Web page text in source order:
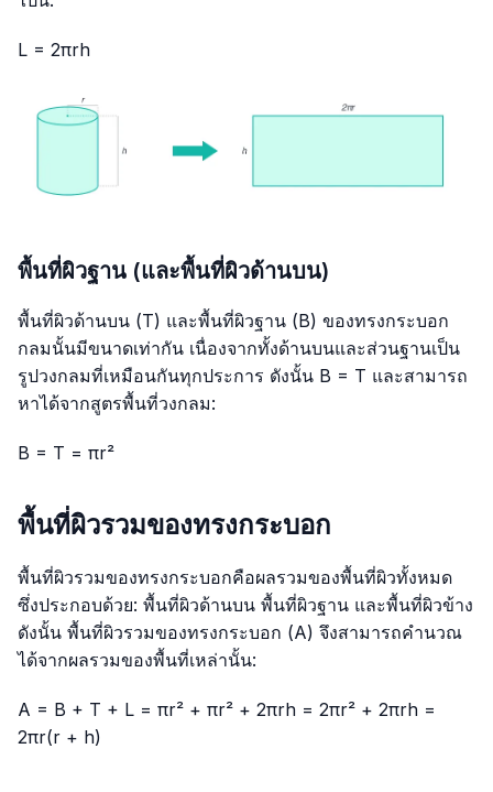
L = 2πrh
พื้นที่ผิวฐาน (และพื้นที่ผิวด้านบน)
พื้นที่ผิวด้านบน (T) และพื้นที่ผิวฐาน (B) ของทรงกระบอก
กลมนั้นมีขนาดเท่ากัน เนื่องจากทั้งด้านบนและส่วนฐานเป็น
รูปวงกลมที่เหมือนกันทุกประการ ดังนั้น B = T และสามารถ
หาได้จากสูตรพื้นที่วงกลม:
B = T = πr²
พื้นที่ผิวรวมของทรงกระบอก
พื้นที่ผิวรวมของทรงกระบอกคือผลรวมของพื้นที่ผิวทั้งหมด
ซึ่งประกอบด้วย: พื้นที่ผิวด้านบน พื้นที่ผิวฐาน และพื้นที่ผิวข้าง
ดังนั้น พื้นที่ผิวรวมของทรงกระบอก (A) จึงสามารถคำนวณ
ได้จากผลรวมของพื้นที่เหล่านั้น:
A = B + T + L = πr² + πr² + 2πrh = 2πr² + 2πrh =
2πr(r + h)